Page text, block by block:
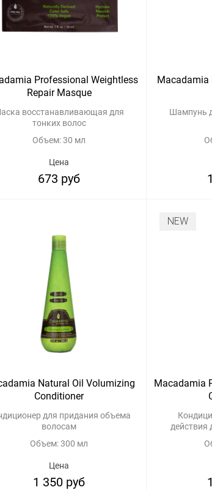
Professional Weightless
Repair Masque
восстанавливающая для
тонких волос
Объем: 30 мл
Цена
673 руб
Macadamia
Шампунь
Natural Oil Volumizing
Conditioner
для придания объема
волосам
Объем: 300 мл
Цена
1 350 руб
NEW
Macadamia
действия